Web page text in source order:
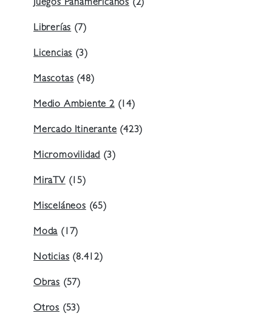
Juegos Panamericanos (2)
Librerías(7)
Licencias(3)
Mascotas(48)
Medio Ambiente 2(14)
Mercado Itinerante(423)
Micromovilidad(3)
MiraTV(15)
Misceláneos(65)
Moda(17)
Noticias(8.412)
Obras (57)
Otros (53)